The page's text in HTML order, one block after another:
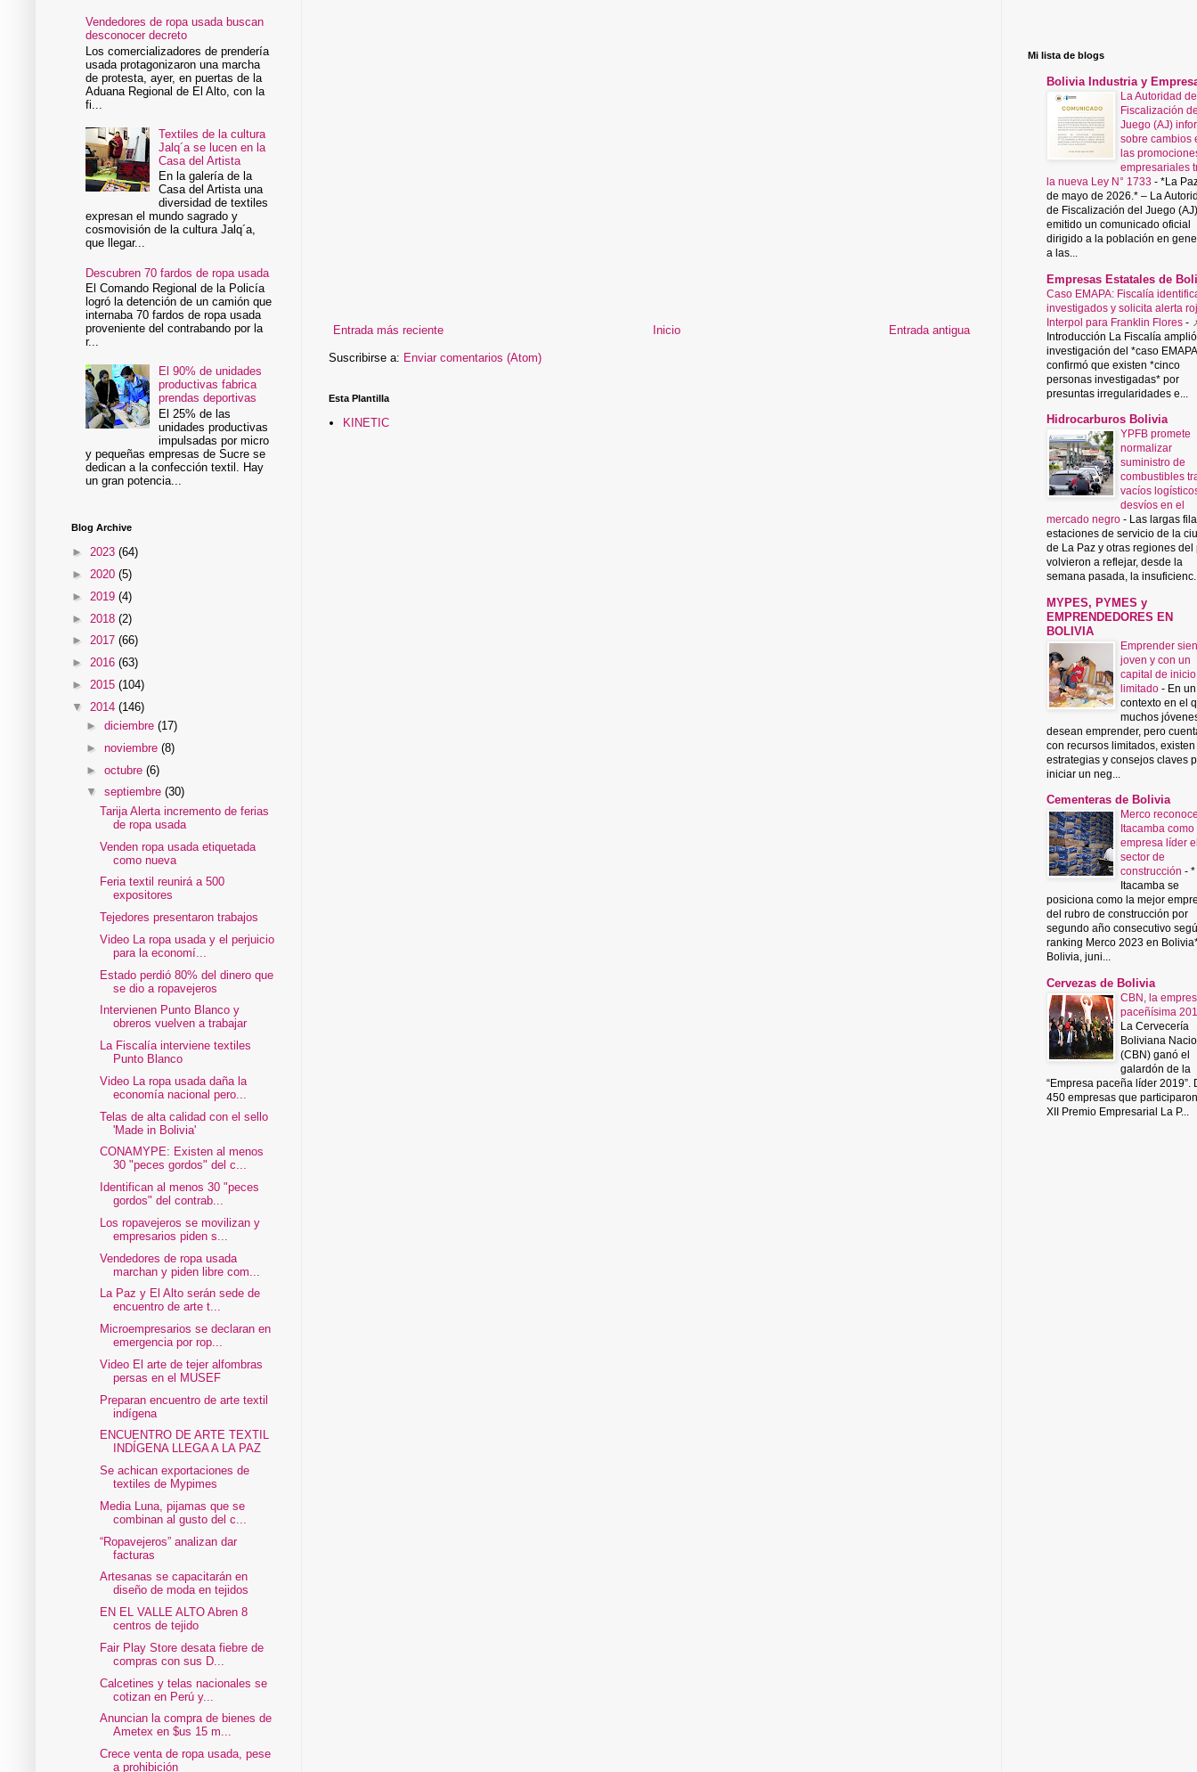
Entrada más reciente Entrada antigua
Inicio
Suscribirse a: Enviar comentarios (Atom)
Esta Plantilla
KINETIC
Vendedores de ropa usada buscan
desconocer decreto
Los comercializadores de prendería
usada protagonizaron una marcha
de protesta, ayer, en puertas de la
Aduana Regional de El Alto, con la
fi...
Textiles de la cultura
Jalq´a se lucen en la
Casa del Artista
En la galería de la
Casa del Artista una
diversidad de textiles
expresan el mundo sagrado y
cosmovisión de la cultura Jalq´a,
que llegar...
Descubren 70 fardos de ropa usada
El Comando Regional de la Policía
logró la detención de un camión que
internaba 70 fardos de ropa usada
proveniente del contrabando por la
r...
El 90% de unidades
productivas fabrica
prendas deportivas
El 25% de las
unidades productivas
impulsadas por micro
y pequeñas empresas de Sucre se
dedican a la confección textil. Hay
un gran potencia...
Blog Archive
► 2023 (64)
► 2020 (5)
► 2019 (4)
► 2018 (2)
► 2017 (66)
► 2016 (63)
► 2015 (104)
▼ 2014 (146)
► diciembre (17)
► noviembre (8)
► octubre (6)
▼ septiembre (30)
Tarija Alerta incremento de ferias
de ropa usada
Venden ropa usada etiquetada
como nueva
Feria textil reunirá a 500
expositores
Tejedores presentaron trabajos
Video La ropa usada y el perjuicio
para la economí...
Estado perdió 80% del dinero que
se dio a ropavejeros
Intervienen Punto Blanco y
obreros vuelven a trabajar
La Fiscalía interviene textiles
Punto Blanco
Video La ropa usada daña la
economía nacional pero...
Telas de alta calidad con el sello
'Made in Bolivia'
CONAMYPE: Existen al menos
30 "peces gordos" del c...
Identifican al menos 30 "peces
gordos" del contrab...
Los ropavejeros se movilizan y
empresarios piden s...
Vendedores de ropa usada
marchan y piden libre com...
La Paz y El Alto serán sede de
encuentro de arte t...
Microempresarios se declaran en
emergencia por rop...
Video El arte de tejer alfombras
persas en el MUSEF
Preparan encuentro de arte textil
indígena
ENCUENTRO DE ARTE TEXTIL
INDÍGENA LLEGA A LA PAZ
Se achican exportaciones de
textiles de Mypimes
Media Luna, pijamas que se
combinan al gusto del c...
“Ropavejeros” analizan dar
facturas
Artesanas se capacitarán en
diseño de moda en tejidos
EN EL VALLE ALTO Abren 8
centros de tejido
Fair Play Store desata fiebre de
compras con sus D...
Calcetines y telas nacionales se
cotizan en Perú y...
Anuncian la compra de bienes de
Ametex en $us 15 m...
Crece venta de ropa usada, pese
a prohibición
Mi lista de blogs
Bolivia Industria y
La Autoridad de
Fiscalización
Juego (AJ)
sobre cambios
las
empresariales
la nueva Ley N° 1733 - *La
de mayo de 2026.* – La
de Fiscalización del Juego
emitido un comunicado oficial
dirigido a la población en
a las...
Empresas Estatales de
Caso EMAPA: Fiscalía
investigados y solicita alerta
Interpol para Franklin Flores -
Introducción La Fiscalía
investigación del *caso
confirmó que existen *cinco
personas investigadas* por
presuntas irregularidades e...
Hidrocarburos Bolivia
YPFB promete
normalizar
suministro de
combustibles
vacíos
desvíos en el
mercado negro - Las largas
estaciones de servicio de la
de La Paz y otras regiones del
volvieron a reflejar, desde la
semana pasada, la
MYPES, PYMES y
EMPRENDEDORES EN
BOLIVIA
Emprender
joven y con un
capital de inicio
limitado - En un
contexto en el
muchos
desean emprender, pero
con recursos limitados, existen
estrategias y consejos claves
iniciar un neg...
Cementeras de Bolivia
Merco
Itacamba como
empresa líder
sector de
construcción - *
Itacamba se
posiciona como la mejor
del rubro de construcción por
segundo año consecutivo
ranking Merco 2023 en
Bolivia, juni...
Cervezas de Bolivia
CBN, la
paceñísima
La Cervecería
Boliviana
(CBN) ganó el
galardón de la
“Empresa paceña líder 2019”.
450 empresas que
XII Premio Empresarial La P...